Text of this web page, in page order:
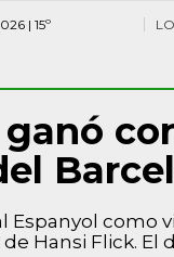
| 15º
ganó
Espanyol como
Hansi Flick. El